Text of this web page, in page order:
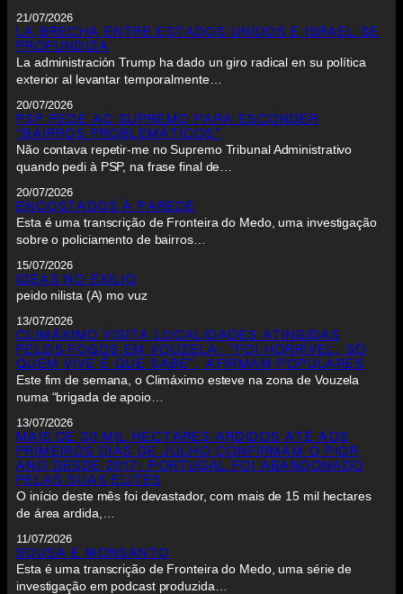
21/07/2026
LA BRECHA ENTRE ESTADOS UNIDOS E ISRAEL SE
PROFUNDIZA
La administración Trump ha dado un giro radical en su política
exterior al levantar temporalmente…
20/07/2026
PSP PEDE AO SUPREMO PARA ESCONDER
“BAIRROS PROBLEMÁTICOS”
Não contava repetir-me no Supremo Tribunal Administrativo
quando pedi à PSP, na frase final de…
20/07/2026
ENCOSTADOS À PAREDE
Esta é uma transcrição de Fronteira do Medo, uma investigação
sobre o policiamento de bairros…
15/07/2026
IDEAS NO EXILIO
peido nilista (A) mo vuz
13/07/2026
CLIMÁXIMO VISITA LOCALIDADES ATINGIDAS
PELOS FOGOS EM VOUZELA: “FOI HORRÍVEL, SÓ
QUEM VIVE É QUE SABE”, AFIRMAM POPULARES
Este fim de semana, o Climáximo esteve na zona de Vouzela
numa “brigada de apoio…
13/07/2026
MAIS DE 30 MIL HECTARES ARDIDOS ATÉ AOS
PRIMEIROS DIAS DE JULHO CONFIRMAM O PIOR
ANO DESDE 2017: PORTUGAL FOI ABANDONADO
PELAS SUAS ELITES
O início deste mês foi devastador, com mais de 15 mil hectares
de área ardida,…
11/07/2026
SOUSA E MONSANTO
Esta é uma transcrição de Fronteira do Medo, uma série de
investigação em podcast produzida…